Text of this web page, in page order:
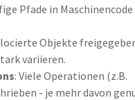
Pfade in Maschinencode
Objekte
variieren.
: Viele Operationen (z.B.
- je mehr davon